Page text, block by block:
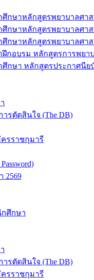
ศึกษาหลักสูตรพยาบาลศ
ศึกษาหลักสูตรพยาบาล
ศึกษาหลักสูตรพยาบาล
ฝึกอบรม หลักสูตรการพย
ศึกษา หลักสูตรประกาศนี
รตัดสินใจ (The DB)
รราชกุมารี
2569
กศึกษา
รตัดสินใจ (The DB)
รราชกุมารี